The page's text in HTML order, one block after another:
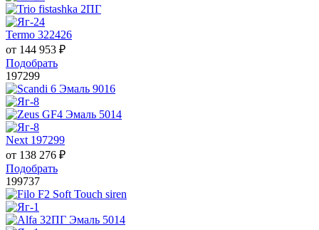
Termo 322426
от 144 953 ₽
Подобрать
197299
Next 197299
от 138 276 ₽
Подобрать
199737